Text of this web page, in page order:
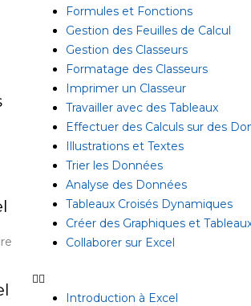
Formules et Fonctions
Gestion des Feuilles de Calcul
Gestion des Classeurs
Formatage des Classeurs
Imprimer un Classeur
Travailler avec des Tableaux
Effectuer des Calculs sur des
Illustrations et Textes
Trier les Données
Analyse des Données
Tableaux Croisés Dynamiques
Créer des Graphiques et
Collaborer sur Excel
Introduction à Excel